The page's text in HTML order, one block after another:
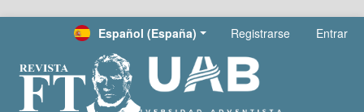
contenido
Español (España) Registrarse Entrar